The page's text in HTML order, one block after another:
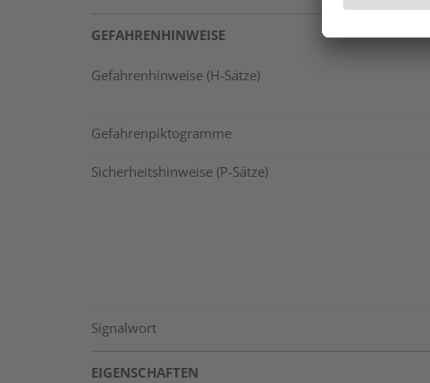
GEFAHRENHINWEISE
Gefahrenhinweise (H-Sätze)
Gefahrenpiktogramme
Sicherheitshinweise (P-Sätze)
Signalwort
EIGENSCHAFTEN